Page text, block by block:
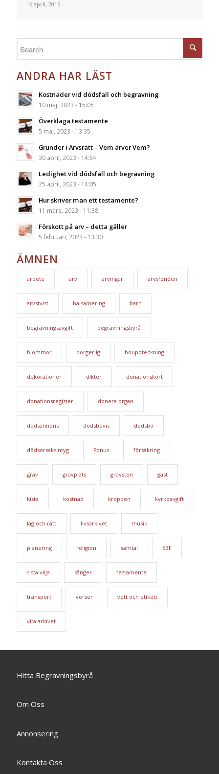
16 april, 2015
ANDRA HAR LÄST
Kostnader vid dödsfall och begravning
10 maj, 2023 - 15:05
Överklaga testamente
5 maj, 2023 - 13:35
Grunder i Arvsrätt – Vem ärver Vem?
30 april, 2023 - 14:54
Ledighet vid dödsfall och begravning
25 april, 2023 - 14:05
Hur skriver man ett testamente?
11 mars, 2023 - 11:38
Förskott på arv – detta gäller
5 februari, 2023 - 13:30
ÄMNEN
arbete arv arvingar arvsfonden
arvstvist balsamering barn
begravningsavgift begravningsbyrå
blommor borgerlig bouppteckning
dekorationer dikter donationskort
donationsregister donera organ
dödsannons dödsbevis dödsbo
dödsorsaksintyg Fonus försäkring
grav gravplats gravsten gäst
kista kostnad kroppen kyrkoavgift
lag och rätt livsarkivet musik
planering religion samtal SBF
sista vilja sånger testamente
transport verser vett och etikett
vita arkivet
Hitta Begravningsbyrå
Om Oss
Annonsering
Kontakta Oss